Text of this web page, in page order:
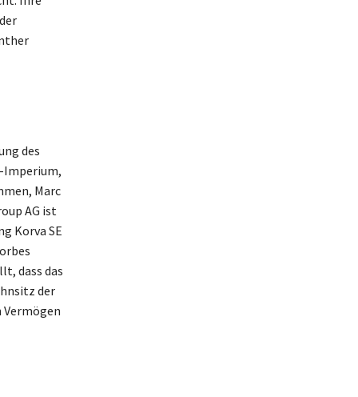
des
Imperium,
Marc
AG ist
Korva SE
dass das
der